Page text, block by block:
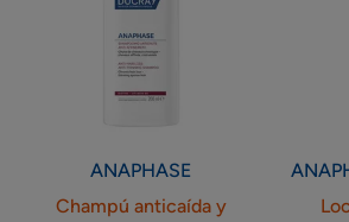
antiafinamiento
ANAPHASE
Champú anticaída y